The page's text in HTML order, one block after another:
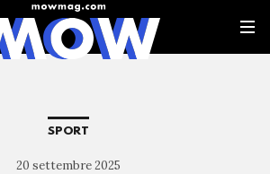
SPORT
20 settembre 2025